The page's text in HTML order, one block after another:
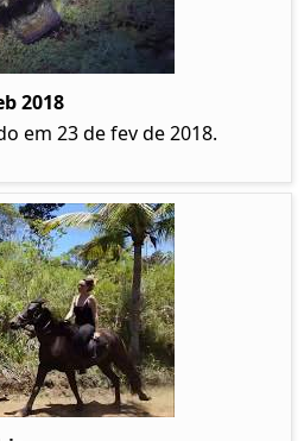
2018
em 23 de fev de 2018.